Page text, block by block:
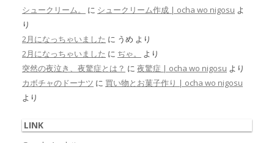
シュークリーム。 に シュークリーム作成 | ocha wo nigosu よ
り
2月になっちゃいました に うめ より
2月になっちゃいました に ぢゃ。
より
突然の夜泣き、夜驚症とは？ に 夜驚症 | ocha wo nigosu より
カボチャのドーナツ に 買い物とお菓子作り | ocha wo nigosu
より
LINK